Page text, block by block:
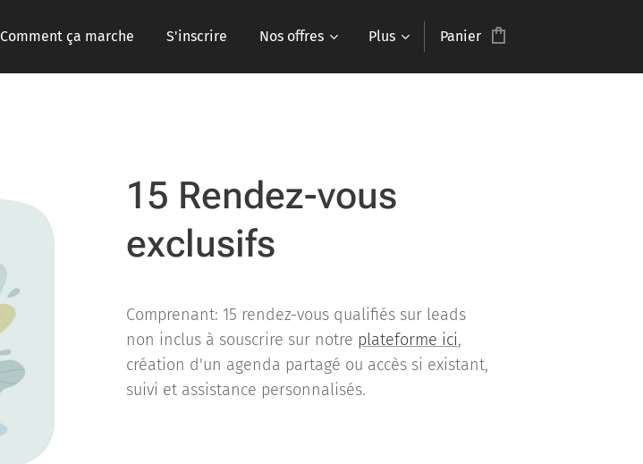
Comment ça marche S'inscrire Nos offres Plus Panier
15 Rendez-vous
exclusifs
Comprenant: 15 rendez-vous qualifiés sur leads
non inclus à souscrire sur notre plateforme ici,
création d'un agenda partagé ou accès si existant,
suivi et assistance personnalisés.